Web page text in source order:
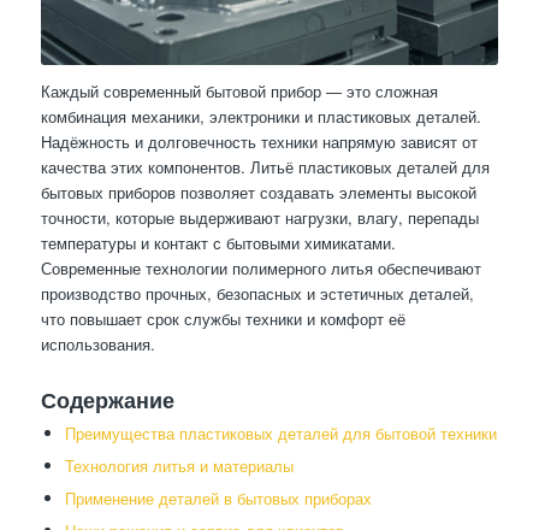
Каждый современный бытовой прибор — это сложная
комбинация механики, электроники и пластиковых деталей.
Надёжность и долговечность техники напрямую зависят от
качества этих компонентов. Литьё пластиковых деталей для
бытовых приборов позволяет создавать элементы высокой
точности, которые выдерживают нагрузки, влагу, перепады
температуры и контакт с бытовыми химикатами.
Современные технологии полимерного литья обеспечивают
производство прочных, безопасных и эстетичных деталей,
что повышает срок службы техники и комфорт её
использования.
Содержание
Преимущества пластиковых деталей для бытовой техники
Технология литья и материалы
Применение деталей в бытовых приборах